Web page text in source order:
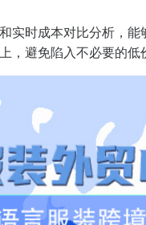
实时成本对比分析，
避免陷入不必要的低